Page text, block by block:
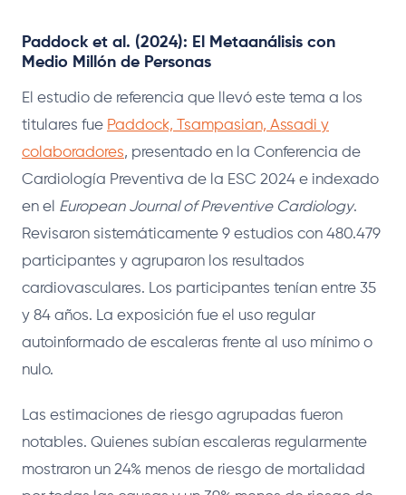
Paddock et al. (2024): El Metaanálisis con
Medio Millón de Personas
El estudio de referencia que llevó este tema a los
titulares fue Paddock, Tsampasian, Assadi y
colaboradores, presentado en la Conferencia de
Cardiología Preventiva de la ESC 2024 e indexado
en el European Journal of Preventive Cardiology.
Revisaron sistemáticamente 9 estudios con 480.479
participantes y agruparon los resultados
cardiovasculares. Los participantes tenían entre 35
y 84 años. La exposición fue el uso regular
autoinformado de escaleras frente al uso mínimo o
nulo.
Las estimaciones de riesgo agrupadas fueron
notables. Quienes subían escaleras regularmente
mostraron un 24% menos de riesgo de mortalidad